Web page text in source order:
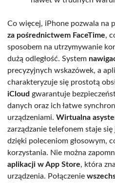
Co więcej, iPhone pozwala na
za pośrednictwem FaceTime,
sposobem na utrzymywanie
dużą odległość. System
precyzyjnych wskazówek, a
charakteryzuje się prostotą
iCloud gwarantuje
danych oraz ich łatwe
urządzeniami. Wirtualna
zarządzanie telefonem staje
dzięki poleceniom głosowym,
korzystania. Nie można
aplikacji w App Store, która
urządzenia. Połączenie